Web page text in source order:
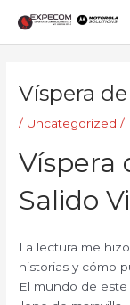
content
Víspera
/ Uncategorized /
Víspera
Salido
La lectura me
historias y cómo
El mundo de